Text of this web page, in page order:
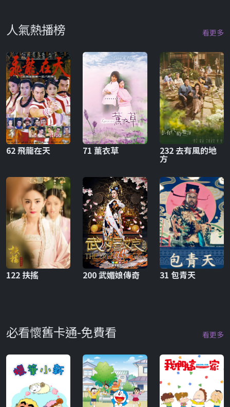
人氣熱播榜 看更多
62 飛龍在天 71 薰衣草 232 去有風的地
方
122 扶搖 200 武媚娘傳奇 31 包青天
必看懷舊卡通-免費看 看更多